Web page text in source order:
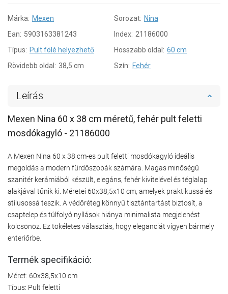
Márka: Mexen Sorozat: Nina
Ean: 5903163381243 Index: 21186000
Típus: Pult fölé helyezhető Hosszabb oldal: 60 cm
Rövidebb oldal: 38,5 cm Szín: Fehér
Leírás
Mexen Nina 60 x 38 cm méretű, fehér pult feletti
mosdókagyló - 21186000
A Mexen Nina 60 x 38 cm-es pult feletti mosdókagyló ideális
megoldás a modern fürdőszobák számára. Magas minőségű
szanitér kerámiából készült, elegáns, fehér kivitelével és téglalap
alakjával tűnik ki. Méretei 60x38,5x10 cm, amelyek praktikussá és
stílusossá teszik. A védőréteg könnyű tisztántartást biztosít, a
csaptelep és túlfolyó nyílások hiánya minimalista megjelenést
kölcsönöz. Ez tökéletes választás, hogy eleganciát vigyen bármely
enteriőrbe.
Termék specifikáció:
Méret: 60x38,5x10 cm
Típus: Pult feletti